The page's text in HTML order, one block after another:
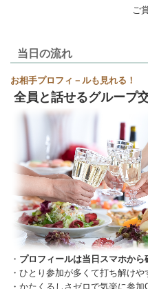
ご
当日の流れ
お相手プロフィ－ルも見れる！
全員と話せるグループ
・ プロフィールは当日スマホから
・ひとり参加が多くて打ち解けや
・かたくるしさゼロで気楽に参加